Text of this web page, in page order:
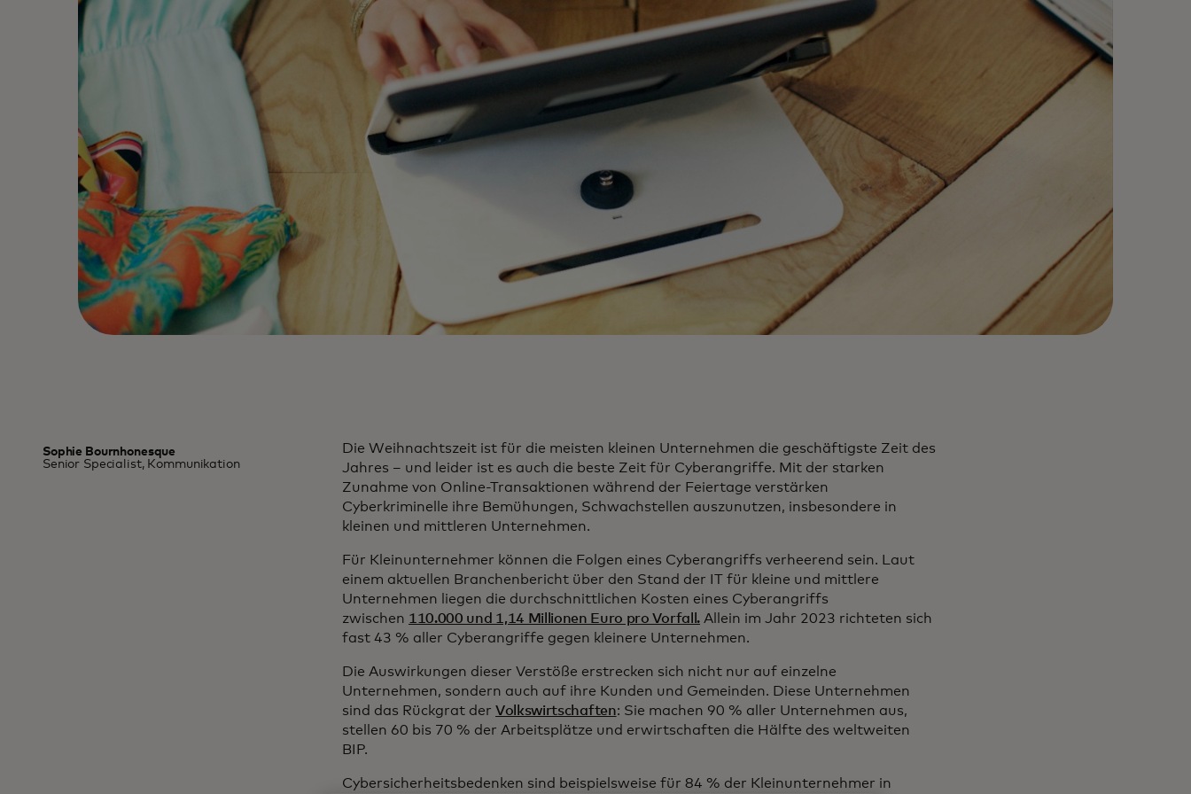
Sophie Bournhonesque
Senior Specialist, Kommunikation
Die Weihnachtszeit ist für die meisten kleinen Unternehmen die geschäftigste Zeit des
Jahres – und leider ist es auch die beste Zeit für Cyberangriffe. Mit der starken
Zunahme von Online-Transaktionen während der Feiertage verstärken
Cyberkriminelle ihre Bemühungen, Schwachstellen auszunutzen, insbesondere in
kleinen und mittleren Unternehmen.
Für Kleinunternehmer können die Folgen eines Cyberangriffs verheerend sein. Laut
einem aktuellen Branchenbericht über den Stand der IT für kleine und mittlere
Unternehmen liegen die durchschnittlichen Kosten eines Cyberangriffs
zwischen 110.000 und 1,14 Millionen Euro pro Vorfall.Allein im Jahr 2023 richteten sich
fast 43 % aller Cyberangriffe gegen kleinere Unternehmen.
Die Auswirkungen dieser Verstöße erstrecken sich nicht nur auf einzelne
Unternehmen, sondern auch auf ihre Kunden und Gemeinden. Diese Unternehmen
sind das Rückgrat der Volkswirtschaften: Sie machen 90 % aller Unternehmen aus,
stellen 60 bis 70 % der Arbeitsplätze und erwirtschaften die Hälfte des weltweiten
BIP.
Cybersicherheitsbedenken sind beispielsweise für 84 % der Kleinunternehmer in